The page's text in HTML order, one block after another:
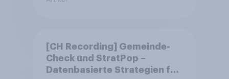
[CH Recording] Gemeinde-
Check und StratPop –
Datenbasierte Strategien für